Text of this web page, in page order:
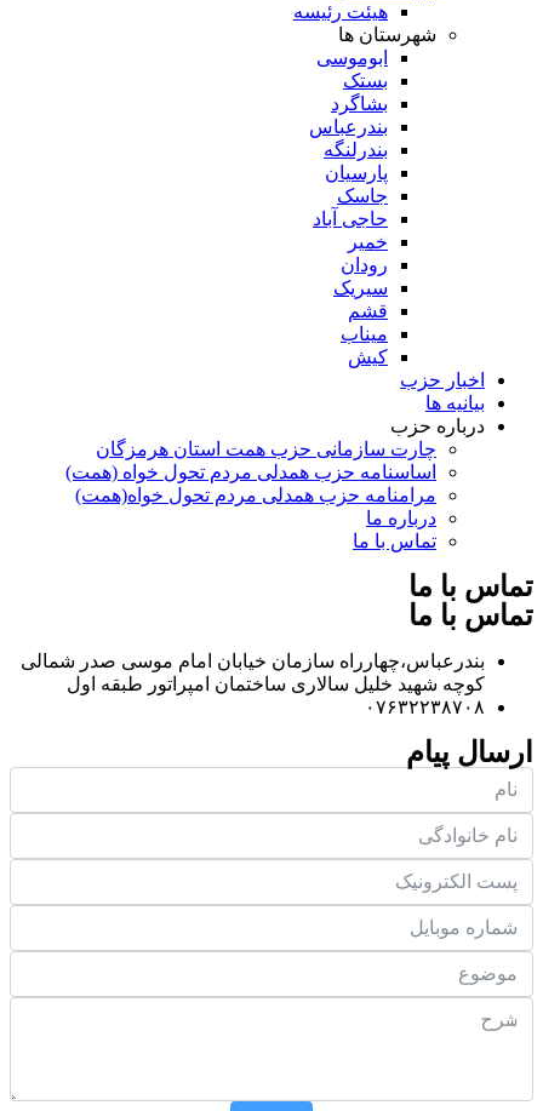
هیئت رئیسه
شهرستان ها
ابوموسی
بستک
بشاگرد
بندرعباس
بندرلنگه
پارسیان
جاسک
حاجی آباد
خمیر
رودان
سیریک
قشم
میناب
کیش
اخبار حزب
بیانیه ها
درباره حزب
چارت سازمانی حزب همت استان هرمزگان
اساسنامه حزب همدلی مردم تحول خواه (همت)
مرامنامه حزب همدلی مردم تحول خواه(همت)
درباره ما
تماس با ما
تماس با ما
تماس با ما
بندرعباس،چهارراه سازمان خیابان امام موسی صدر شمالی
کوچه شهید خلیل سالاری ساختمان امپراتور طبقه اول
۰۷۶۳۲۲۳۸۷۰۸
ارسال پیام